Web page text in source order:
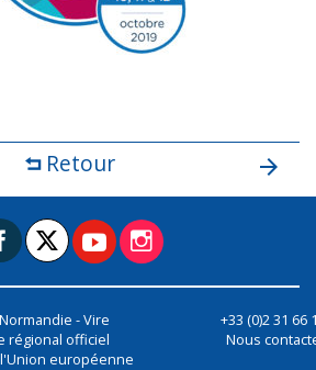
Retour
- Vire
régional officiel
européenne
+33 (0)2 31 66
Nous